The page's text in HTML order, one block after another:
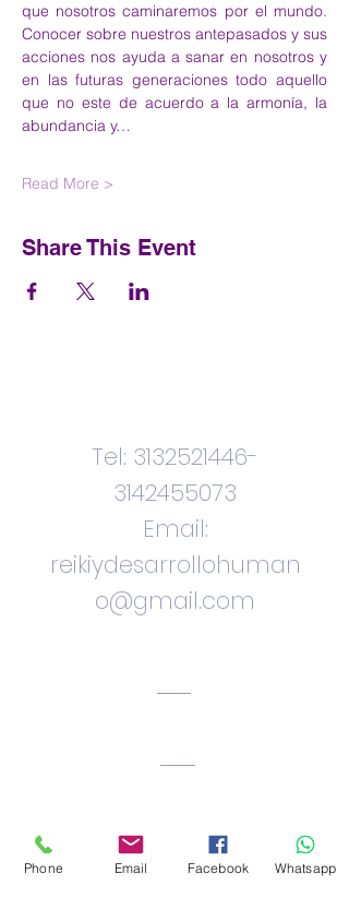
que nosotros caminaremos por el mundo.
Conocer sobre nuestros antepasados y sus
acciones nos ayuda a sanar en nosotros y
en las futuras generaciones todo aquello
que no este de acuerdo a la armonía, la
abundancia y…
Read More >
Share This Event
Tel: 3132521446-
3142455073
Email:
reikiydesarrollohuman
o@gmail.com
Phone Email Facebook Whatsapp